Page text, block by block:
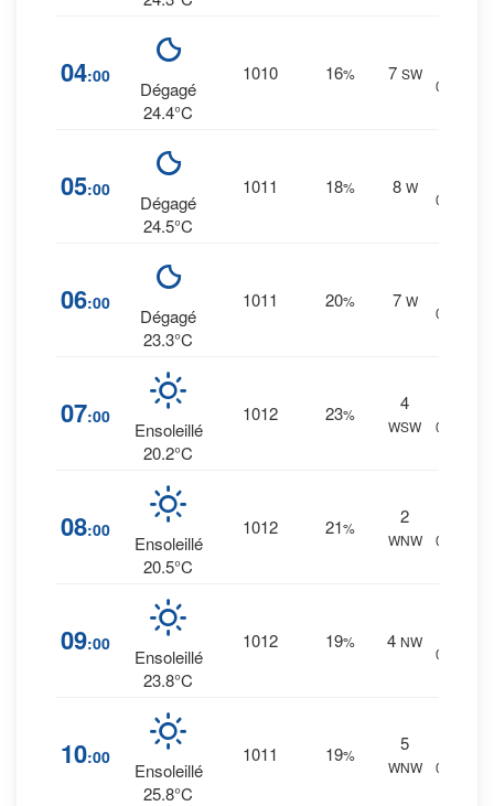
04:00
Dégagé
24.4°C
1010 16% 7 SW
0 mm.
05:00
Dégagé
24.5°C
1011 18% 8 W
0 mm.
06:00
Dégagé
23.3°C
1011 20% 7 W
0 mm.
07:00
Ensoleillé
20.2°C
1012 23%
4
WSW
0 mm.
08:00
Ensoleillé
20.5°C
1012 21%
2
WNW
0 mm.
09:00
Ensoleillé
23.8°C
1012 19% 4 NW
0 mm.
10:00
Ensoleillé
25.8°C
1011 19%
5
WNW
0 mm.